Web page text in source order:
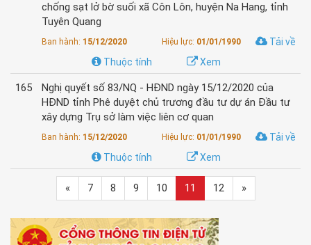
chống sạt lở bờ suối xã Côn Lôn, huyện Na Hang, tỉnh
Tuyên Quang
Ban hành: 15/12/2020 Hiệu lực: 01/01/1990
Tải về
Xem
Thuộc tính
165
Nghị quyết số 83/NQ - HĐND ngày 15/12/2020 của
HĐND tỉnh Phê duyệt chủ trương đầu tư dự án Đầu tư
xây dựng Trụ sở làm việc liên cơ quan
Ban hành: 15/12/2020 Hiệu lực: 01/01/1990
Tải về
Xem
Thuộc tính
« 7 8 9 10 11 12 »